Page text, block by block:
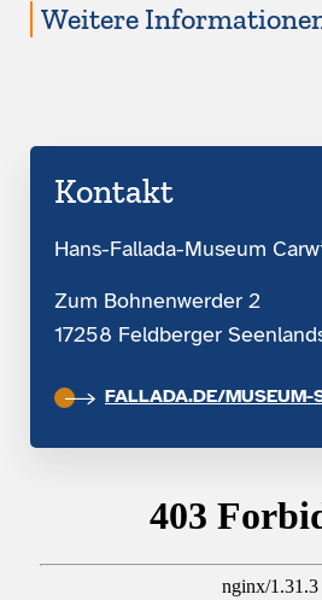
Weitere
Kontakt
Hans-Fallada-Museum
Zum Bohnenwerder 2
17258 Feldberger
FALLADA.DE/MUSEUM-